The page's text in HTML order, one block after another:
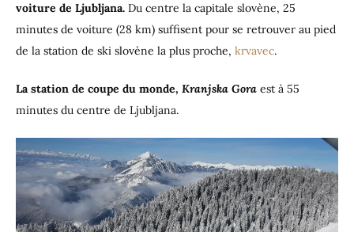
voiture de Ljubljana. Du centre la capitale slovène, 25
minutes de voiture (28 km) suffisent pour se retrouver au pied
de la station de ski slovène la plus proche, krvavec.
La station de coupe du monde, Kranjska Gora est à 55
minutes du centre de Ljubljana.